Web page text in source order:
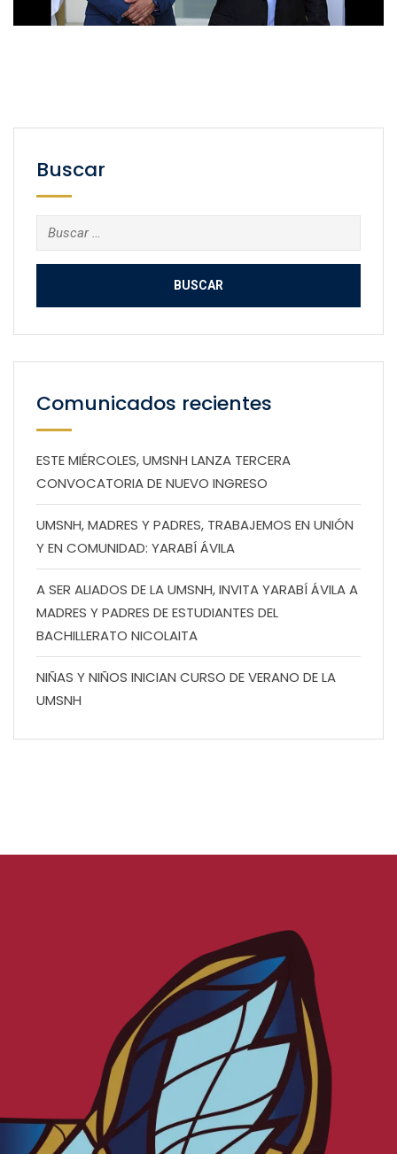
Buscar
Buscar:
Comunicados recientes
ESTE MIÉRCOLES, UMSNH LANZA TERCERA
CONVOCATORIA DE NUEVO INGRESO
UMSNH, MADRES Y PADRES, TRABAJEMOS EN UNIÓN
Y EN COMUNIDAD: YARABÍ ÁVILA
A SER ALIADOS DE LA UMSNH, INVITA YARABÍ ÁVILA A
MADRES Y PADRES DE ESTUDIANTES DEL
BACHILLERATO NICOLAITA
NIÑAS Y NIÑOS INICIAN CURSO DE VERANO DE LA
UMSNH